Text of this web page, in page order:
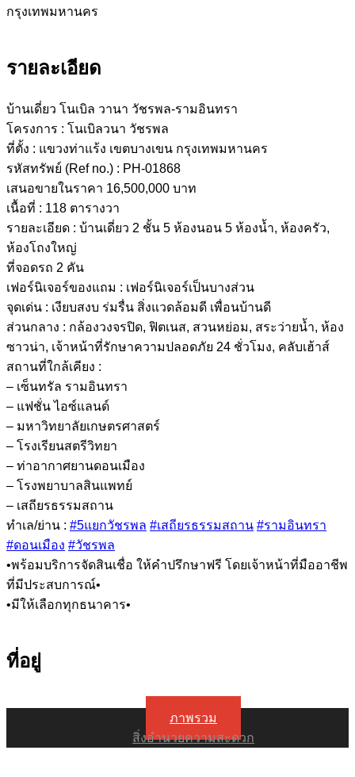
รายละเอียด
บ้านเดี่ยว โนเบิล วานา วัชรพล-รามอินทรา
โครงการ : โนเบิลวนา วัชรพล
ที่ตั้ง : แขวงท่าแร้ง เขตบางเขน กรุงเทพมหานคร
รหัสทรัพย์ (Ref no.) : PH-01868
เสนอขายในราคา 16,500,000 บาท
เนื้อที่ : 118 ตารางวา
รายละเอียด : บ้านเดี่ยว 2 ชั้น 5 ห้องนอน 5 ห้องน้ำ, ห้องครัว,
ห้องโถงใหญ่
ที่จอดรถ 2 คัน
เฟอร์นิเจอร์ของแถม : เฟอร์นิเจอร์เป็นบางส่วน
จุดเด่น : เงียบสงบ ร่มรื่น สิ่งแวดล้อมดี เพื่อนบ้านดี
ส่วนกลาง : กล้องวงจรปิด, ฟิตเนส, สวนหย่อม, สระว่ายน้ำ, ห้อง
ซาวน่า, เจ้าหน้าที่รักษาความปลอดภัย 24 ชั่วโมง, คลับเฮ้าส์
สถานที่ใกล้เคียง :
– เซ็นทรัล รามอินทรา
– แฟชั่น ไอซ์แลนด์
– มหาวิทยาลัยเกษตรศาสตร์
– โรงเรียนสตรีวิทยา
– ท่าอากาศยานดอนเมือง
– โรงพยาบาลสินแพทย์
– เสถียรธรรมสถาน
ทำเล/ย่าน : #5แยกวัชรพล #เสถียรธรรมสถาน #รามอินทรา
#ดอนเมือง #วัชรพล
•พร้อมบริการจัดสินเชื่อ ให้คำปรึกษาฟรี โดยเจ้าหน้าที่มืออาชีพ
ที่มีประสบการณ์•
•มีให้เลือกทุกธนาคาร•
ที่อยู่
ภาพรวม
สิ่งอำนวยความสะดวก